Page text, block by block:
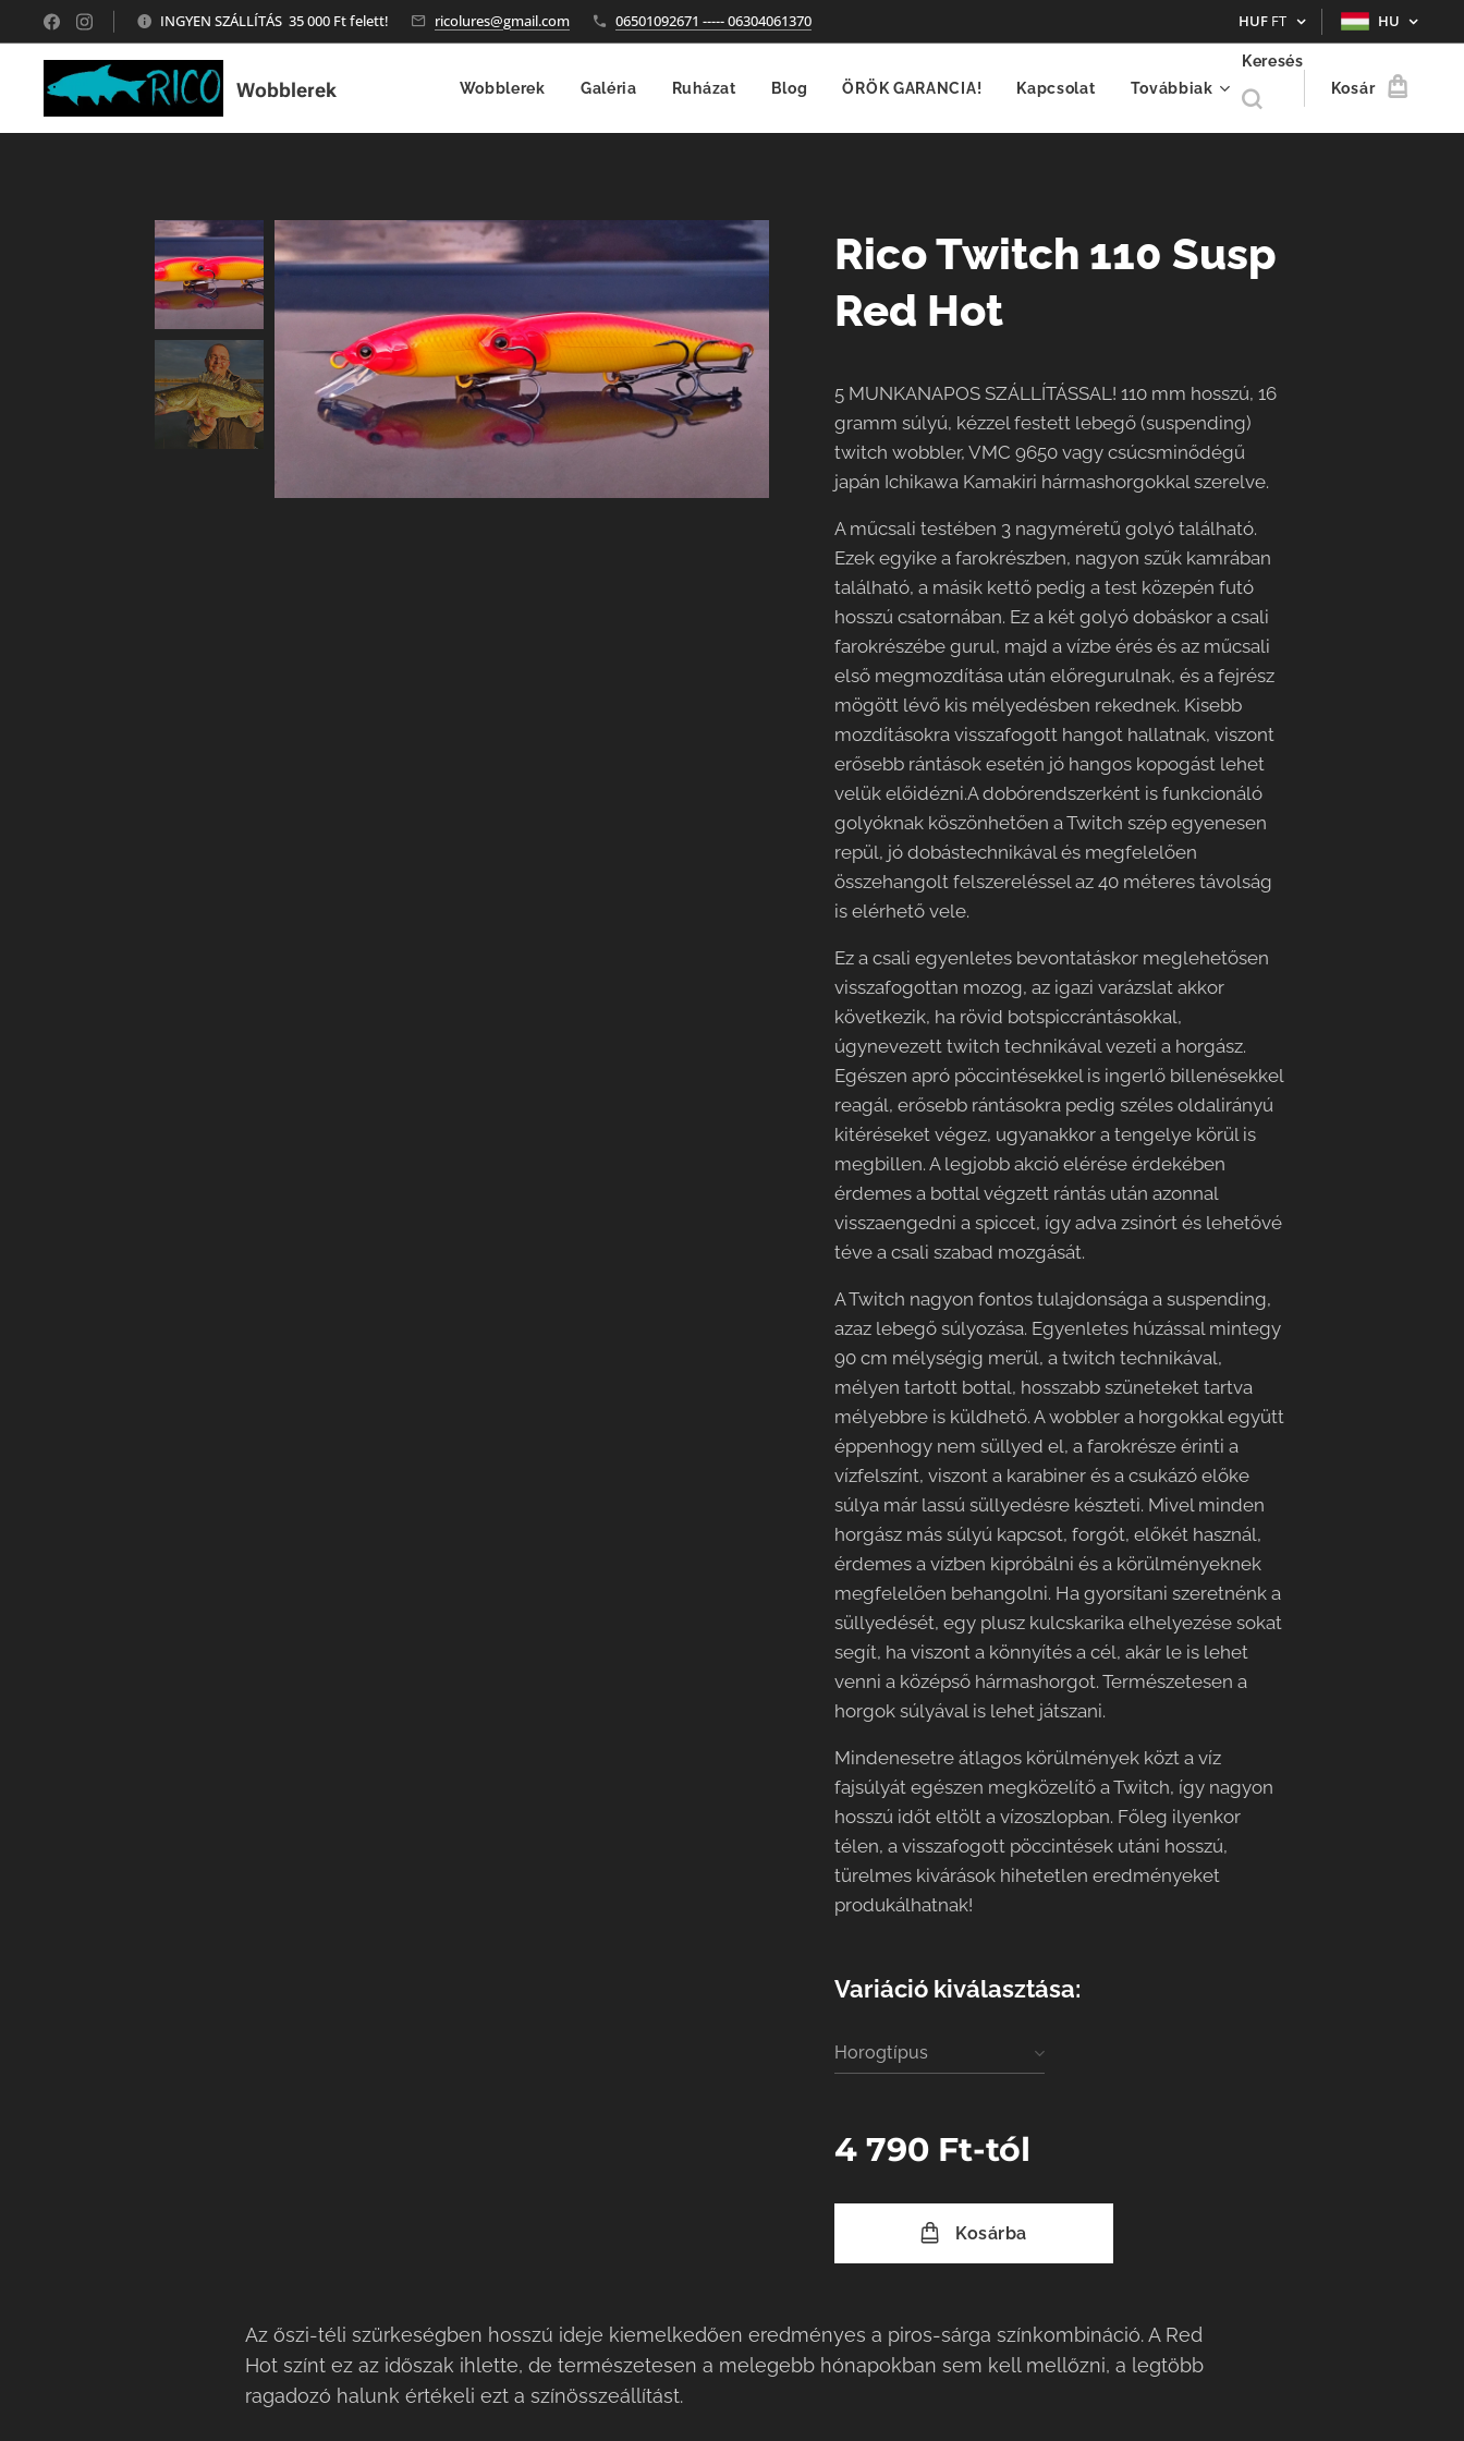
INGYEN SZÁLLÍTÁS 35 000 Ft felett! ricolures@gmail.com 06501092671 ----- 06304061370 HUF FT HU
Wobblerek Wobblerek Galéria Ruházat Blog ÖRÖK GARANCIA! Kapcsolat Továbbiak
Keresés
Kosár
Rico Twitch 110 Susp
Red Hot
5 MUNKANAPOS SZÁLLÍTÁSSAL! 110 mm hosszú, 16
gramm súlyú, kézzel festett lebegő (suspending)
twitch wobbler, VMC 9650 vagy csúcsminődégű
japán Ichikawa Kamakiri hármashorgokkal szerelve.
A műcsali testében 3 nagyméretű golyó található.
Ezek egyike a farokrészben, nagyon szűk kamrában
található, a másik kettő pedig a test közepén futó
hosszú csatornában. Ez a két golyó dobáskor a csali
farokrészébe gurul, majd a vízbe érés és az műcsali
első megmozdítása után előregurulnak, és a fejrész
mögött lévő kis mélyedésben rekednek. Kisebb
mozdításokra visszafogott hangot hallatnak, viszont
erősebb rántások esetén jó hangos kopogást lehet
velük előidézni.A dobórendszerként is funkcionáló
golyóknak köszönhetően a Twitch szép egyenesen
repül, jó dobástechnikával és megfelelően
összehangolt felszereléssel az 40 méteres távolság
is elérhető vele.
Ez a csali egyenletes bevontatáskor meglehetősen
visszafogottan mozog, az igazi varázslat akkor
következik, ha rövid botspiccrántásokkal,
úgynevezett twitch technikával vezeti a horgász.
Egészen apró pöccintésekkel is ingerlő billenésekkel
reagál, erősebb rántásokra pedig széles oldalirányú
kitéréseket végez, ugyanakkor a tengelye körül is
megbillen. A legjobb akció elérése érdekében
érdemes a bottal végzett rántás után azonnal
visszaengedni a spiccet, így adva zsinórt és lehetővé
téve a csali szabad mozgását.
A Twitch nagyon fontos tulajdonsága a suspending,
azaz lebegő súlyozása. Egyenletes húzással mintegy
90 cm mélységig merül, a twitch technikával,
mélyen tartott bottal, hosszabb szüneteket tartva
mélyebbre is küldhető. A wobbler a horgokkal együtt
éppenhogy nem süllyed el, a farokrésze érinti a
vízfelszínt, viszont a karabiner és a csukázó előke
súlya már lassú süllyedésre készteti. Mivel minden
horgász más súlyú kapcsot, forgót, előkét használ,
érdemes a vízben kipróbálni és a körülményeknek
megfelelően behangolni. Ha gyorsítani szeretnénk a
süllyedését, egy plusz kulcskarika elhelyezése sokat
segít, ha viszont a könnyítés a cél, akár le is lehet
venni a középső hármashorgot. Természetesen a
horgok súlyával is lehet játszani.
Mindenesetre átlagos körülmények közt a víz
fajsúlyát egészen megközelítő a Twitch, így nagyon
hosszú időt eltölt a vízoszlopban. Főleg ilyenkor
télen, a visszafogott pöccintések utáni hosszú,
türelmes kivárások hihetetlen eredményeket
produkálhatnak!
Variáció kiválasztása:
Horogtípus
4 790 Ft-tól
Kosárba
Az őszi-téli szürkeségben hosszú ideje kiemelkedően eredményes a piros-sárga színkombináció. A Red
Hot színt ez az időszak ihlette, de természetesen a melegebb hónapokban sem kell mellőzni, a legtöbb
ragadozó halunk értékeli ezt a színösszeállítást.